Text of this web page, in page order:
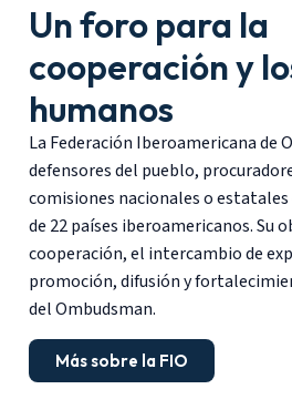
Un foro para la
cooperación y
humanos
La Federación Iberoamericana de
defensores del pueblo,
comisiones nacionales o estatales
de 22 países iberoamericanos. Su
cooperación, el intercambio de
promoción, difusión y
del Ombudsman.
Más sobre la FIO